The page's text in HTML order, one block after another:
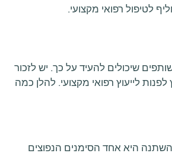
לטיפול רפואי מקצועי.
שיכולים להעיד על כך. יש לזכור
לייעוץ רפואי מקצועי. להלן כמה
היא אחד הסימנים הנפוצים